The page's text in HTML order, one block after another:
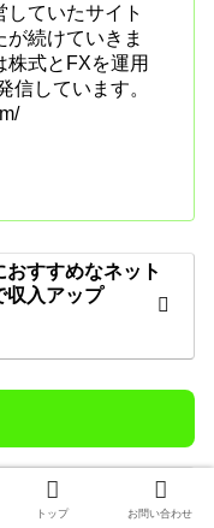
ていたサイト
続けていきま
株式とFXを運用
信しています。
すすめなネット
収入アップ
動物たちとふれあっ
トップ お問い合わせ